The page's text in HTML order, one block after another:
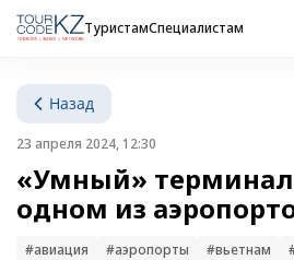
ТуристамСпециалистам
Назад
23 апреля 2024, 12:30
«Умный» терминал
одном из
#авиация #аэропорты #вьетнам